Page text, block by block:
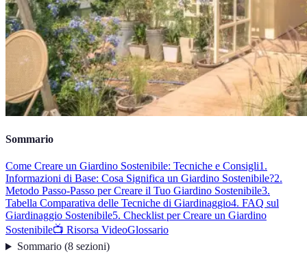
Sommario
Come Creare un Giardino Sostenibile: Tecniche e Consigli1.
Informazioni di Base: Cosa Significa un Giardino Sostenibile?2.
Metodo Passo-Passo per Creare il Tuo Giardino Sostenibile3.
Tabella Comparativa delle Tecniche di Giardinaggio4. FAQ sul
Giardinaggio Sostenibile5. Checklist per Creare un Giardino
Sostenibile📺 Risorsa VideoGlossario
Sommario(8 sezioni)